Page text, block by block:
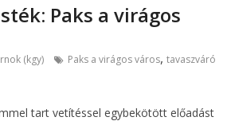
Paks a virágos
(kgy) Paks a virágos város,tavaszváró
tart vetítéssel egybekötött előadást